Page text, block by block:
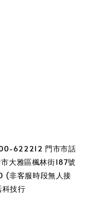
622212 門市市話
大雅區楓林街187號
(非客服時段無人接
技行